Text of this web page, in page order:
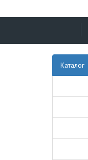
Каталог